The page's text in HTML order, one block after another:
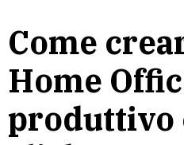
Come
Home
produttivo